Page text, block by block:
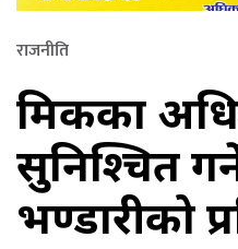
राजनीति
श्रमिकका
सुनिश्चित
भण्डारीको